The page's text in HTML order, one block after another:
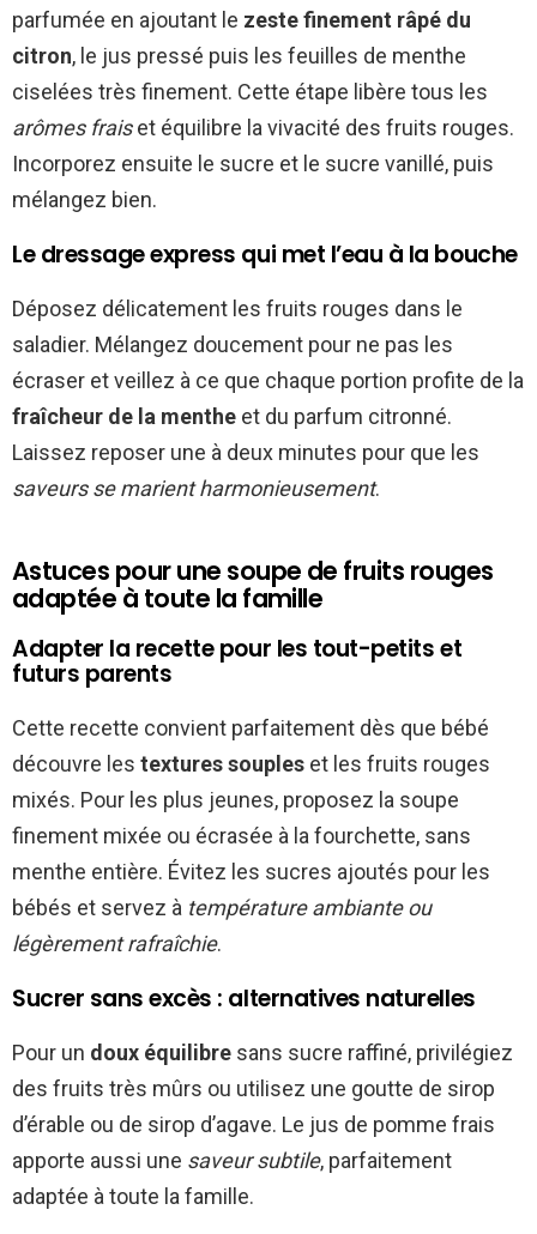
parfumée en ajoutant le zeste finement râpé du
citron, le jus pressé puis les feuilles de menthe
ciselées très finement. Cette étape libère tous les
arômes fraiset équilibre la vivacité des fruits rouges.
Incorporez ensuite le sucre et le sucre vanillé, puis
mélangez bien.
Le dressage express qui met l’eau à la bouche
Déposez délicatement les fruits rouges dans le
saladier. Mélangez doucement pour ne pas les
écraser et veillez à ce que chaque portion profite de la
fraîcheur de la menthe et du parfum citronné.
Laissez reposer une à deux minutes pour que les
saveurs se marient harmonieusement.
Astuces pour une soupe de fruits rouges
adaptée à toute la famille
Adapter la recette pour les tout-petits et
futurs parents
Cette recette convient parfaitement dès que bébé
découvre les textures souples et les fruits rouges
mixés. Pour les plus jeunes, proposez la soupe
finement mixée ou écrasée à la fourchette, sans
menthe entière. Évitez les sucres ajoutés pour les
bébés et servez à température ambiante ou
légèrement rafraîchie.
Sucrer sans excès : alternatives naturelles
Pour un doux équilibre sans sucre raffiné, privilégiez
des fruits très mûrs ou utilisez une goutte de sirop
d’érable ou de sirop d’agave. Le jus de pomme frais
apporte aussi une saveur subtile, parfaitement
adaptée à toute la famille.